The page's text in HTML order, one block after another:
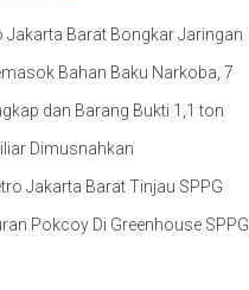
Jakarta Barat Bongkar Jaringan
Bahan Baku Narkoba, 7
dan Barang Bukti 1,1 ton
Dimusnahkan
Jakarta Barat Tinjau SPPG
Pokcoy Di Greenhouse SPPG